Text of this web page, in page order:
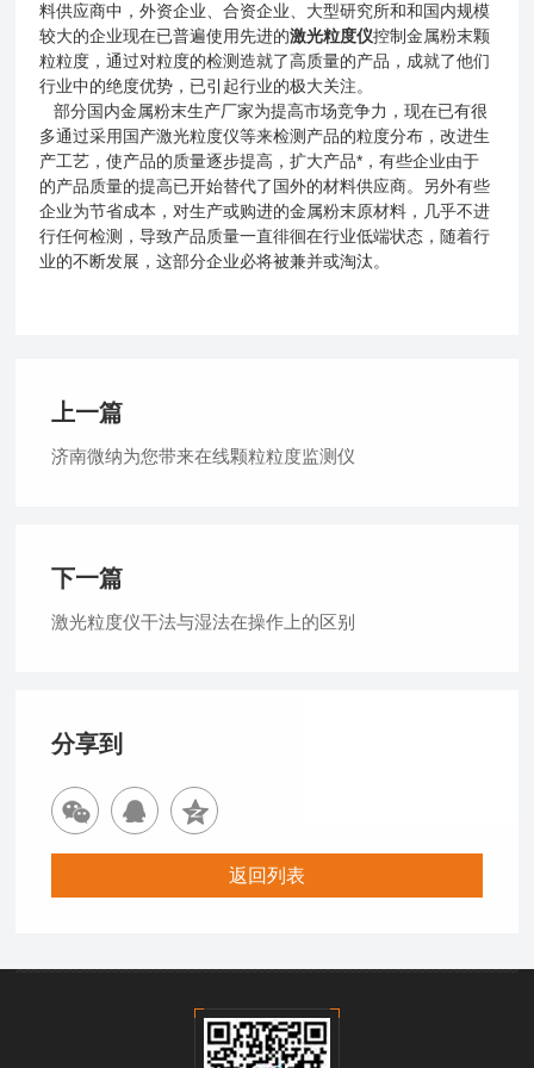
料供应商中，外资企业、合资企业、大型研究所和和国内规模
较大的企业现在已普遍使用先进的激光粒度仪控制金属粉末颗
粒粒度，通过对粒度的检测造就了高质量的产品，成就了他们
行业中的绝度优势，已引起行业的极大关注。
部分国内金属粉末生产厂家为提高市场竞争力，现在已有很
多通过采用国产激光粒度仪等来检测产品的粒度分布，改进生
产工艺，使产品的质量逐步提高，扩大产品*，有些企业由于
的产品质量的提高已开始替代了国外的材料供应商。另外有些
企业为节省成本，对生产或购进的金属粉末原材料，几乎不进
行任何检测，导致产品质量一直徘徊在行业低端状态，随着行
业的不断发展，这部分企业必将被兼并或淘汰。
上一篇
济南微纳为您带来在线颗粒粒度监测仪
下一篇
激光粒度仪干法与湿法在操作上的区别
分享到
返回列表